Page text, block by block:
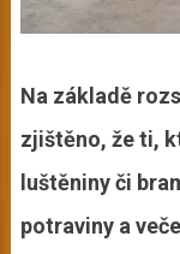
Na základě
zjištěno, že ti,
luštěniny či
potraviny a